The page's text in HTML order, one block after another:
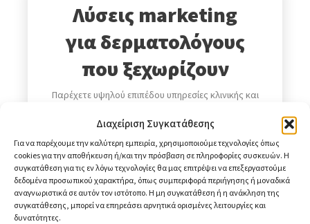
Διαχείριση Συγκατάθεσης
Για να παρέχουμε την καλύτερη εμπειρία, χρησιμοποιούμε τεχνολογίες όπως
cookies για την αποθήκευση ή/και την πρόσβαση σε πληροφορίες συσκευών. Η
συγκατάθεση για τις εν λόγω τεχνολογίες θα μας επιτρέψει να επεξεργαστούμε
δεδομένα προσωπικού χαρακτήρα, όπως συμπεριφορά περιήγησης ή μοναδικά
αναγνωριστικά σε αυτόν τον ιστότοπο. Η μη συγκατάθεση ή η ανάκληση της
συγκατάθεσης, μπορεί να επηρεάσει αρνητικά ορισμένες λειτουργίες και
δυνατότητες.
Λύσεις marketing
για δερματολόγους
που ξεχωρίζουν
Παρέχετε υψηλού επιπέδου υπηρεσίες κλινικής και
σας παρουσία να το αντανακλά; Βοηθάμε
σύγχρονα ιατρεία να αναδείξουν το επιστημονικό
τους κύρος, να προσελκύσουν το κατάλληλο κοινό
για εξειδικευμένες θεραπείες.
Εξερευνήστε τη